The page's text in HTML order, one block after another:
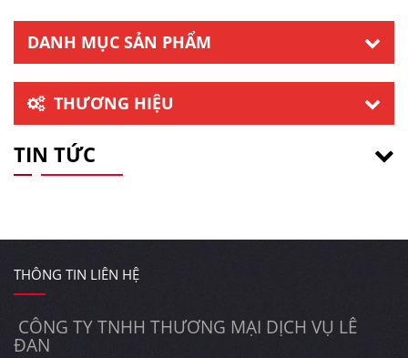
DANH MỤC SẢN PHẨM
THƯƠNG HIỆU
TIN TỨC
THÔNG TIN LIÊN HỆ
CÔNG TY TNHH THƯƠNG MẠI DỊCH VỤ LÊ
ĐAN